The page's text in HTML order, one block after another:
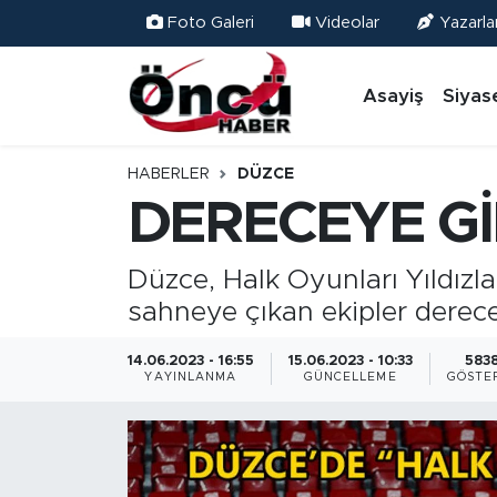
Foto Galeri Videolar
Asayiş
HABERLER DÜZCE
DERECEYE
Düzce, Halk Oyunları
sahneye çıkan ekipler
14.06.2023 - 16:55
YAYINLANMA
15.06.2023 - 10:33
GÜNCELLEME
Siyaset
Yerel Haber
Öncü Radyo Dinle
Öncü TV İzle
Düzce Nöbetçi Eczaneler
Düzce Hava Durumu
Süper Lig Puan Durumu ve Fikstür
Tüm Manşetler
Son Dakika Haberleri
Haber Arşivi